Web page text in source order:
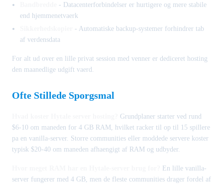
- Datacenterforbindelser er hurtigere og mere stabile
end hjemmenetvaerk
- Automatiske backup-systemer forhindrer tab
af verdensdata
For alt ud over en lille privat session med venner er dediceret hosting
den maanedlige udgift vaerd.
Ofte Stillede Sporgsmal
Grundplaner starter ved rund
$6-10 om maneden for 4 GB RAM, hvilket racker til op til 15 spillere
pa en vanilla-server. Storre communities eller moddede servere koster
typisk $20-40 om maneden afhaengigt af RAM og udbyder.
En lille vanilla-
server fungerer med 4 GB, men de fleste communities drager fordel af